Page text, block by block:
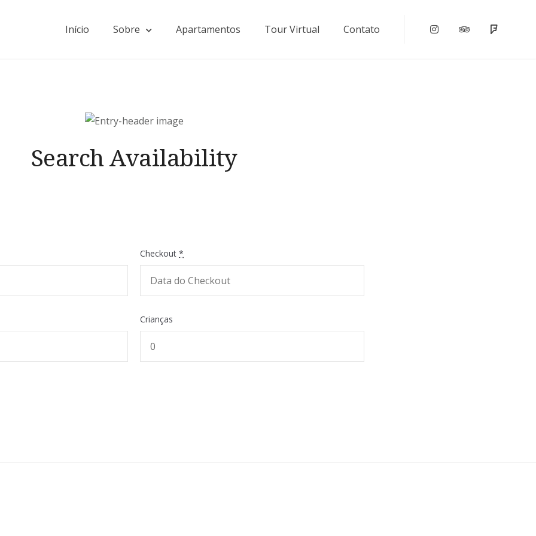
Início Sobre Apartamentos Tour Virtual Contato InstagramTripadvisor
Search Availability
Checkout *
Crianças